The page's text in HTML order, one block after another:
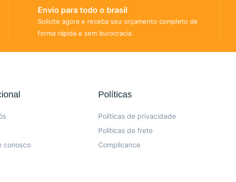
Envio para todo o brasil
Solicite agora e receba seu orçamento completo de
forma rápida e sem burocracia.
conosco
Políticas
Políticas de privacidade
Políticas de frete
Complicance